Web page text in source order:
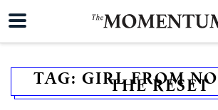
TAG: GIRL FROM
THE RESET